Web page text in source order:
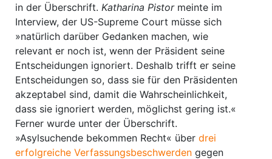
in der Überschrift. Katharina Pistormeinte im
Interview, der US-Supreme Court müsse sich
»natürlich darüber Gedanken machen, wie
relevant er noch ist, wenn der Präsident seine
Entscheidungen ignoriert. Deshalb trifft er seine
Entscheidungen so, dass sie für den Präsidenten
akzeptabel sind, damit die Wahrscheinlichkeit,
dass sie ignoriert werden, möglichst gering ist.«
Ferner wurde unter der Überschrift.
»Asylsuchende bekommen Recht« über drei
erfolgreiche Verfassungsbeschwerden gegen